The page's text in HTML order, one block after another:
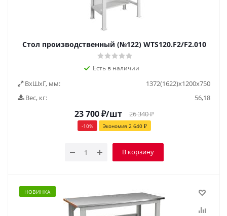
Стол производственный (№122) WTS120.F2/F2.010
Есть в наличии
ВxШxГ, мм:
1372(1622)x1200x750
Вес, кг:
56,18
23 700₽/шт 26 340₽
-10% Экономия 2 640₽
В корзину
НОВИНКА